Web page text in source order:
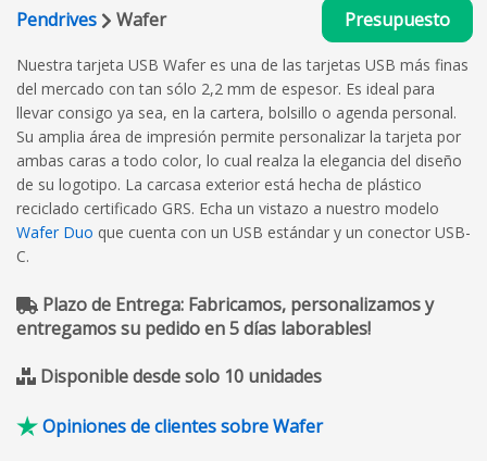
Pendrives Wafer Presupuesto
Nuestra tarjeta USB Wafer es una de las tarjetas USB más finas
del mercado con tan sólo 2,2 mm de espesor. Es ideal para
llevar consigo ya sea, en la cartera, bolsillo o agenda personal.
Su amplia área de impresión permite personalizar la tarjeta por
ambas caras a todo color, lo cual realza la elegancia del diseño
de su logotipo. La carcasa exterior está hecha de plástico
reciclado certificado GRS. Echa un vistazo a nuestro modelo
Wafer Duo que cuenta con un USB estándar y un conector USB-
C.
Plazo de Entrega: Fabricamos, personalizamos y
entregamos su pedido en 5 días laborables!
Disponible desde solo 10 unidades
Opiniones de clientes sobre Wafer